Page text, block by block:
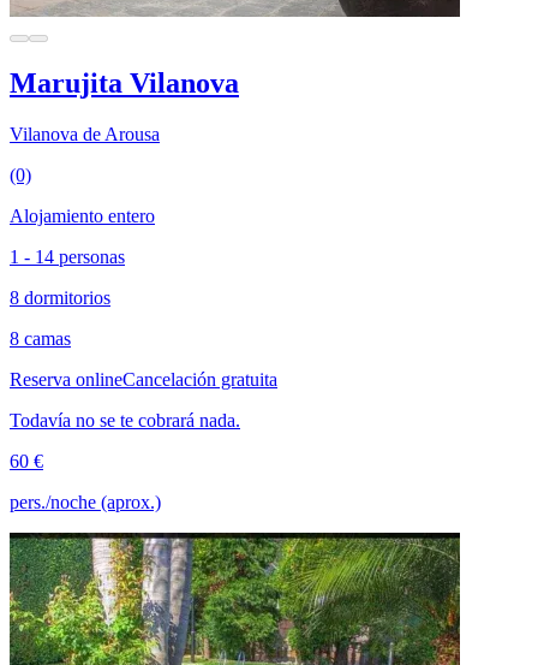
Marujita Vilanova
Vilanova de Arousa
(0)
Alojamiento entero
1 - 14 personas
8 dormitorios
8 camas
Reserva onlineCancelación gratuita
Todavía no se te cobrará nada.
60 €
pers./noche (aprox.)